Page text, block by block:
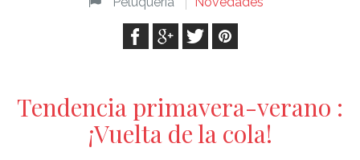
Tendencia primavera-verano :
¡Vuelta de la cola!